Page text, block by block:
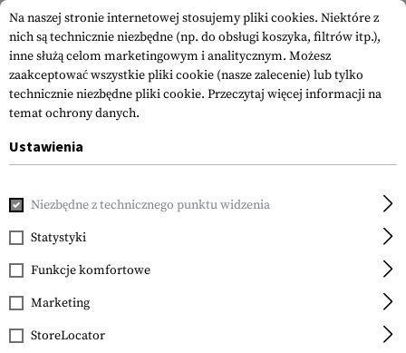
T4E
Rotary Magazine TR 50
6rds
Na naszej stronie internetowej stosujemy pliki cookies. Niektóre z
nich są technicznie niezbędne (np. do obsługi koszyka, filtrów itp.),
inne służą celom marketingowym i analitycznym. Możesz
zaakceptować wszystkie pliki cookie (nasze zalecenie) lub tylko
technicznie niezbędne pliki cookie. Przeczytaj więcej informacji na
temat ochrony danych.
Ustawienia
Niezbędne z technicznego punktu widzenia
Statystyki
Funkcje komfortowe
Marketing
StoreLocator